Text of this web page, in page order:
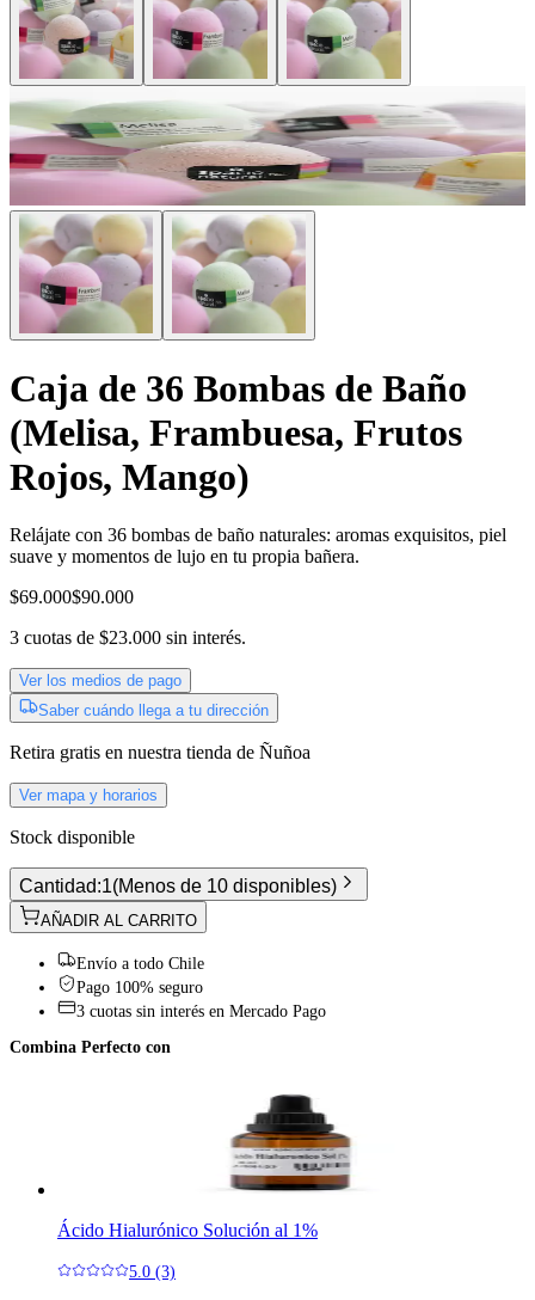
Caja de 36 Bombas de Baño
(Melisa, Frambuesa, Frutos
Rojos, Mango)
Relájate con 36 bombas de baño naturales: aromas exquisitos, piel
suave y momentos de lujo en tu propia bañera.
$69.000$90.000
3 cuotas de $23.000 sin interés.
Ver los medios de pago
Saber cuándo llega a tu dirección
Retira gratis en nuestra tienda de Ñuñoa
Ver mapa y horarios
Stock disponible
Cantidad:1(Menos de 10 disponibles)
AÑADIR AL CARRITO
Envío a todo Chile
Pago 100% seguro
3 cuotas sin interés en Mercado Pago
Combina Perfecto con
Ácido Hialurónico Solución al 1%
5.0 (3)